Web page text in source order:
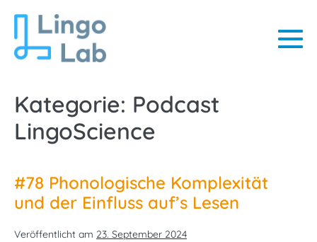
springen
Kategorie: Podcast
LingoScience
#78 Phonologische Komplexität
und der Einfluss auf’s Lesen
Veröffentlicht am 23. September 2024